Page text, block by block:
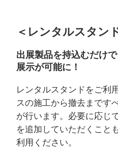
＜レンタルスタン
出展製品を持込むだけ
展示が可能に！
レンタルスタンドをご利
スの施工から撤去まです
が行います。必要に応じ
を追加していただくこと
利用ください。